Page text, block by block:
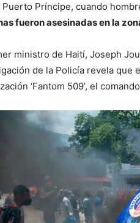
Puerto Príncipe, cuando
fueron asesinadas en la
ministro de Haití, Joseph
de la Policía revela que
‘Fantom 509’, el